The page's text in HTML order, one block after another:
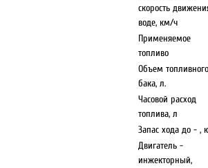
скорость
воде, км/ч
Применяемое
топливо
Объем топливного
бака, л.
Часовой расход
топлива, л
Запас хода до - ,
Двигатель -
инжекторный,